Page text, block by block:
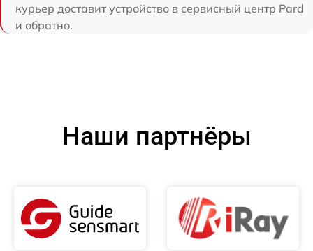
курьер доставит устройство в сервисный центр Pard
и обратно.
Наши партнёры